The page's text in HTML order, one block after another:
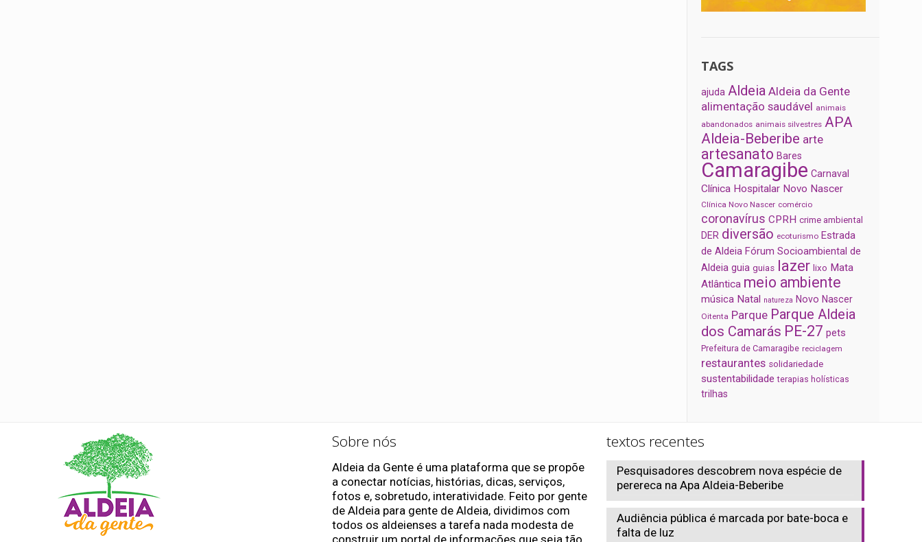
TAGS
ajuda Aldeia Aldeia da Gente
alimentação saudável animais
abandonados animais silvestres APA
Aldeia-Beberibe arte
artesanato Bares
Camaragibe Carnaval
Clínica Hospitalar Novo Nascer
Clínica Novo Nascer comércio
coronavírus CPRH crime ambiental
DER diversão ecoturismo Estrada
de Aldeia Fórum Socioambiental de
Aldeia guia guias lazer lixo Mata
Atlântica meio ambiente
música Natal natureza Novo Nascer
Oitenta Parque Parque Aldeia
dos Camarás PE-27 pets
Prefeitura de Camaragibe reciclagem
restaurantes solidariedade
sustentabilidade terapias holísticas
trilhas
Sobre nós
Aldeia da Gente é uma plataforma que se propõe
a conectar notícias, histórias, dicas, serviços,
fotos e, sobretudo, interatividade. Feito por gente
de Aldeia para gente de Aldeia, dividimos com
todos os aldeienses a tarefa nada modesta de
construir um portal de informações que seja tão
textos recentes
Pesquisadores descobrem nova espécie de
perereca na Apa Aldeia-Beberibe
Audiência pública é marcada por bate-boca e
falta de luz